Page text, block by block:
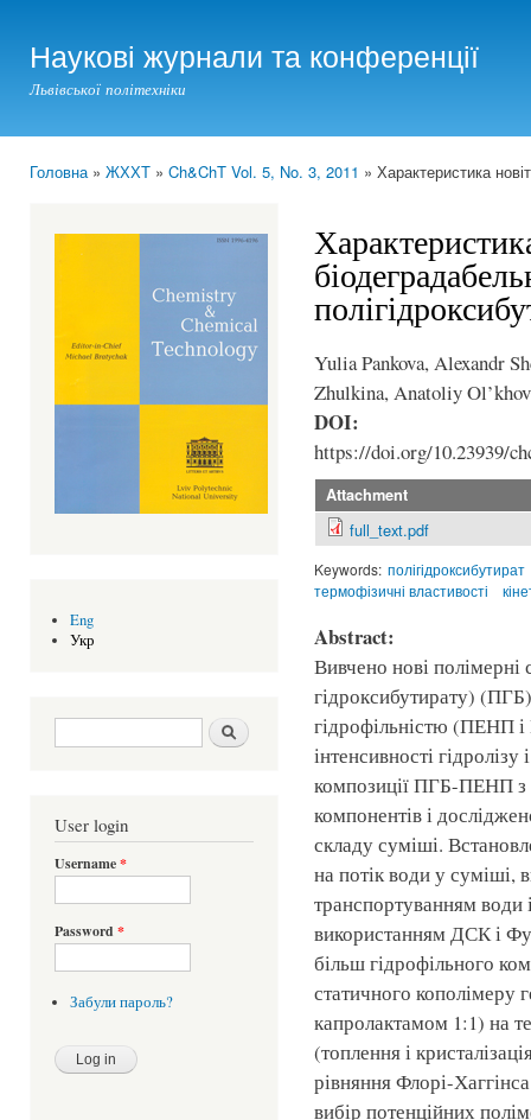
Наукові журнали та конференції
Львівської політехніки
Головна» ЖХХТ » Ch&ChT Vol. 5, No. 3, 2011 » Характеристика
Eng
Укр
Search form Шукати
User login
Username*
Password *
Забули пароль?
Yulia Pankova, Alexandr
Zhulkina, Anatoliy
DOI:
https://doi.org/10.23939/
Attachment
full_text.pdf
Keywords: полігідроксибутират
термофізичні властивості
Abstract:
Вивчено нові полімерні
гідроксибутирату)
гідрофільністю (ПЕНП
інтенсивності
композиції ПГБ-ПЕНП з
компонентів і
складу суміші.
на потік води у суміші,
транспортуванням води
використанням ДСК і
більш гідрофільного
статичного кополімеру
капролактамом 1:1) на
(топлення і
рівняння Флорі-
вибір потенційних